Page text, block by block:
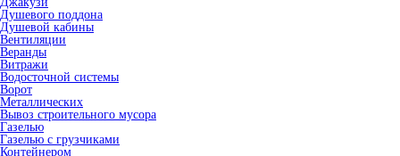
Душевого поддона
Душевой кабины
Вентиляции
Веранды
Витражи
Водосточной системы
Ворот
Металлических
Вывоз строительного мусора
Газелью
Газелью с грузчиками
Контейнером